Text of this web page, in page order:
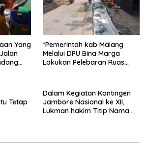
Yang
*Pemerintah kab Malang
Melalui DPU Bina Marga
Lakukan Pelebaran Ruas
Tetap
Dalam Kegiatan Kontingen
Jambore Nasional ke XII,
Lukman hakim Titip Nama